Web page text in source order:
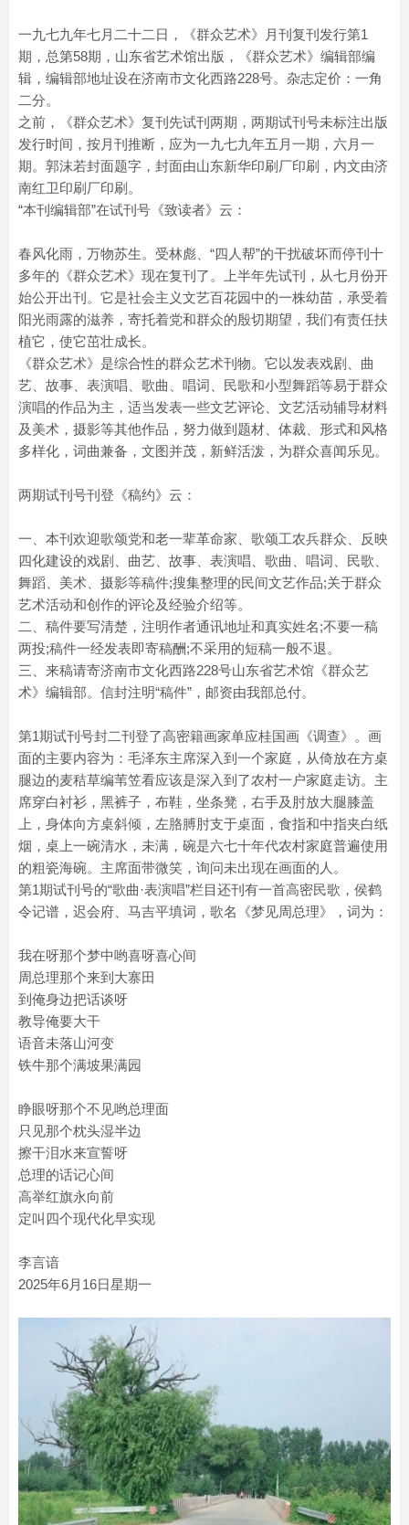
一九七九年七月二十二日，《群众艺术》月刊复刊发行第1
期，总第58期，山东省艺术馆出版，《群众艺术》编辑部编
辑，编辑部地址设在济南市文化西路228号。杂志定价：一角
二分。
之前，《群众艺术》复刊先试刊两期，两期试刊号未标注出版
发行时间，按月刊推断，应为一九七九年五月一期，六月一
期。郭沫若封面题字，封面由山东新华印刷厂印刷，内文由济
南红卫印刷厂印刷。
“本刊编辑部”在试刊号《致读者》云：
春风化雨，万物苏生。受林彪、“四人帮”的干扰破坏而停刊十
多年的《群众艺术》现在复刊了。上半年先试刊，从七月份开
始公开出刊。它是社会主义文艺百花园中的一株幼苗，承受着
阳光雨露的滋养，寄托着党和群众的殷切期望，我们有责任扶
植它，使它茁壮成长。
《群众艺术》是综合性的群众艺术刊物。它以发表戏剧、曲
艺、故事、表演唱、歌曲、唱词、民歌和小型舞蹈等易于群众
演唱的作品为主，适当发表一些文艺评论、文艺活动辅导材料
及美术，摄影等其他作品，努力做到题材、体裁、形式和风格
多样化，词曲兼备，文图并茂，新鲜活泼，为群众喜闻乐见。
两期试刊号刊登《稿约》云：
一、本刊欢迎歌颂党和老一辈革命家、歌颂工农兵群众、反映
四化建设的戏剧、曲艺、故事、表演唱、歌曲、唱词、民歌、
舞蹈、美术、摄影等稿件;搜集整理的民间文艺作品;关于群众
艺术活动和创作的评论及经验介绍等。
二、稿件要写清楚，注明作者通讯地址和真实姓名;不要一稿
两投;稿件一经发表即寄稿酬;不采用的短稿一般不退。
三、来稿请寄济南市文化西路228号山东省艺术馆《群众艺
术》编辑部。信封注明“稿件”，邮资由我部总付。
第1期试刊号封二刊登了高密籍画家单应桂国画《调查》。画
面的主要内容为：毛泽东主席深入到一个家庭，从倚放在方桌
腿边的麦秸草编苇笠看应该是深入到了农村一户家庭走访。主
席穿白衬衫，黑裤子，布鞋，坐条凳，右手及肘放大腿膝盖
上，身体向方桌斜倾，左胳膊肘支于桌面，食指和中指夹白纸
烟，桌上一碗清水，未满，碗是六七十年代农村家庭普遍使用
的粗瓷海碗。主席面带微笑，询问未出现在画面的人。
第1期试刊号的“歌曲·表演唱”栏目还刊有一首高密民歌，侯鹤
令记谱，迟会府、马吉平填词，歌名《梦见周总理》，词为：
我在呀那个梦中哟喜呀喜心间
周总理那个来到大寨田
到俺身边把话谈呀
教导俺要大干
语音未落山河变
铁牛那个满坡果满园
睁眼呀那个不见哟总理面
只见那个枕头湿半边
擦干泪水来宣誓呀
总理的话记心间
高举红旗永向前
定叫四个现代化早实现
李言谙
2025年6月16日星期一